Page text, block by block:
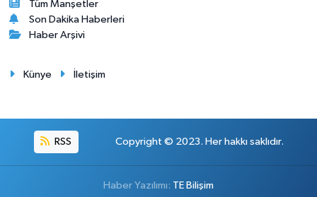
Tüm Manşetler
Son Dakika Haberleri
Haber Arşivi
Künye İletişim
RSS Copyright © 2023. Her hakkı saklıdır.
Haber Yazılımı: TE Bilişim